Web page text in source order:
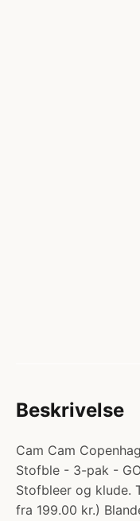
Beskrivelse
Cam Cam
Stofble - 3-pak -
Stofbleer og klude.
fra 199.00 kr.)